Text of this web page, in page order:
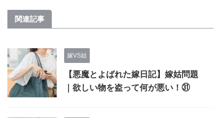
関連記事
嫁VS姑
【悪魔とよばれた嫁日記】嫁姑問題
｜欲しい物を盗って何が悪い！㉛